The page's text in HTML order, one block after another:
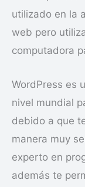
utilizado en la
web pero
computadora
WordPress es
nivel mundial
debido a que
manera muy
experto en
además te